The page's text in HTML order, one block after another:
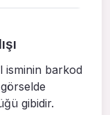
isminin barkod
görselde
gibidir.